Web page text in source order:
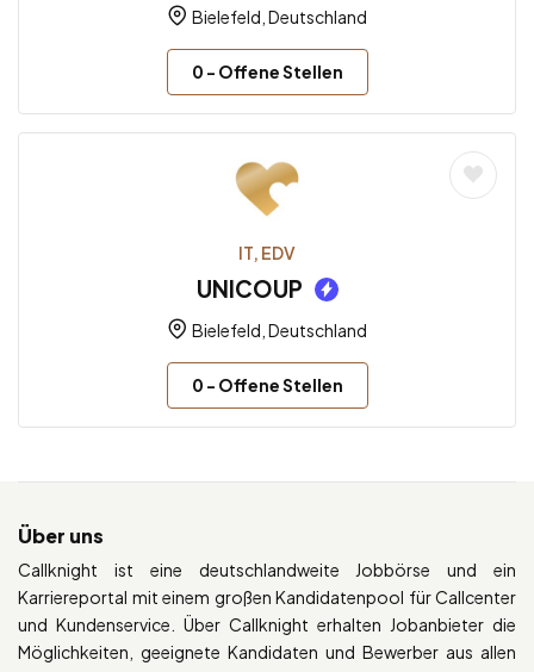
Bielefeld, Deutschland
0 - Offene Stellen
IT, EDV
UNICOUP
Bielefeld, Deutschland
0 - Offene Stellen
Über uns
Callknight ist eine deutschlandweite Jobbörse und ein
Karriereportal mit einem großen Kandidatenpool für Callcenter
und Kundenservice. Über Callknight erhalten Jobanbieter die
Möglichkeiten, geeignete Kandidaten und Bewerber aus allen